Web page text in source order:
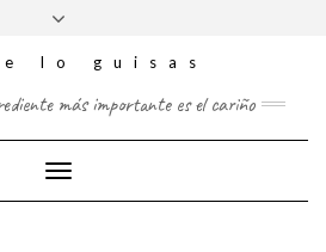
TWITTERPINTEREST
cabecera
más importante es el cariño
Cambiar
modo